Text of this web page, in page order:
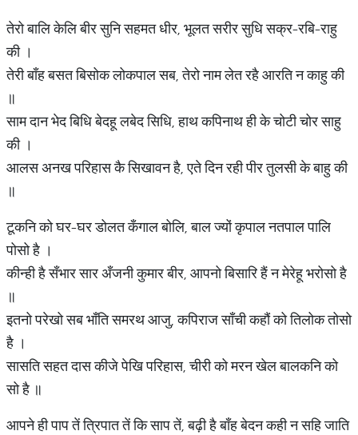
तेरो बालि केलि बीर सुनि सहमत धीर, भूलत सरीर सुधि सक्र-रबि-राहु
की ।
तेरी बाँह बसत बिसोक लोकपाल सब, तेरो नाम लेत रहै आरति न काहु की
॥
साम दान भेद बिधि बेदहू लबेद सिधि, हाथ कपिनाथ ही के चोटी चोर साहु
की ।
आलस अनख परिहास कै सिखावन है, एते दिन रही पीर तुलसी के बाहु की
॥
टूकनि को घर-घर डोलत कँगाल बोलि, बाल ज्यों कृपाल नतपाल पालि
पोसो है ।
कीन्ही है सँभार सार अँजनी कुमार बीर, आपनो बिसारि हैं न मेरेहू भरोसो है
॥
इतनो परेखो सब भाँति समरथ आजु, कपिराज साँची कहौं को तिलोक तोसो
है ।
सासति सहत दास कीजे पेखि परिहास, चीरी को मरन खेल बालकनि को
सो है ॥
आपने ही पाप तें त्रिपात तें कि साप तें, बढ़ी है बाँह बेदन कही न सहि जाति